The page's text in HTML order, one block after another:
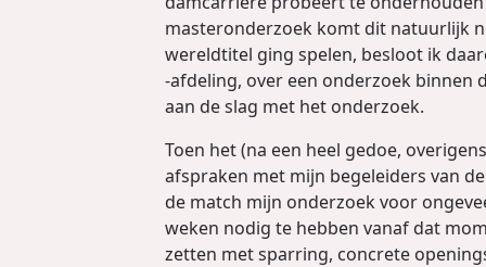
masteronderzoek komt dit natuurlijk
wereldtitel ging spelen, besloot ik
-afdeling, over een onderzoek binnen
aan de slag met het onderzoek.
Toen het (na een heel gedoe,
afspraken met mijn begeleiders van
de match mijn onderzoek voor
weken nodig te hebben vanaf dat
zetten met sparring, concrete